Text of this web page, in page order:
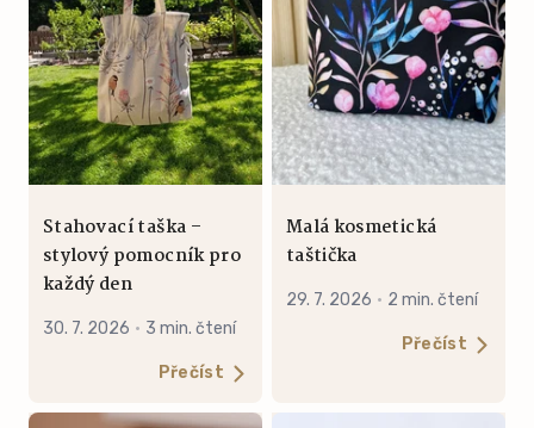
Stahovací taška –
stylový pomocník pro
každý den
30. 7. 2026 · 3 min. čtení
Přečíst
Malá kosmetická
taštička
29. 7. 2026 · 2 min. čtení
Přečíst